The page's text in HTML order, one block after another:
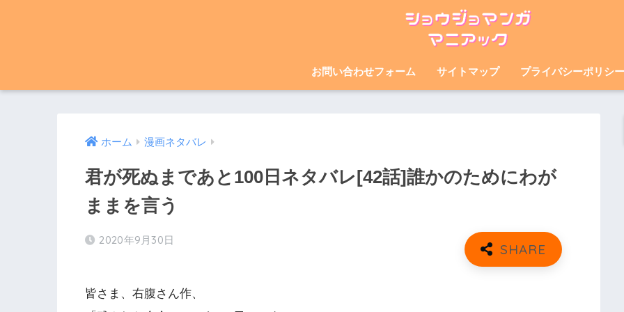
お問い合わせフォーム サイトマップ プライバシーポリシー
ホーム 漫画ネタバレ
君が死ぬまであと100日ネタバレ[42話]誰かのためにわが
ままを言う
2020年9月30日
皆さま、右腹さん作、